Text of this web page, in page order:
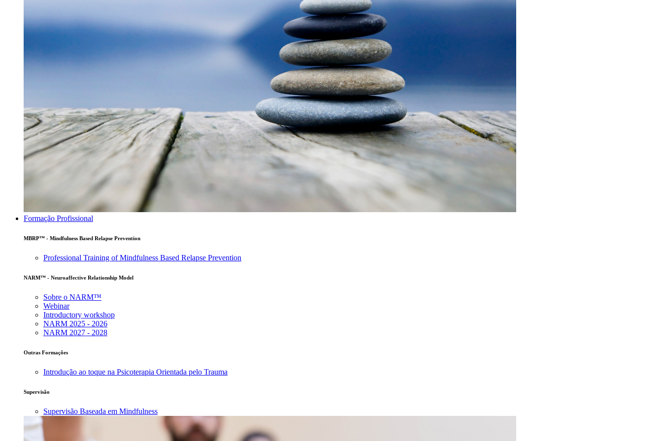
Formação Profissional
MBRP™ - Mindfulness Based Relapse Prevention
Professional Training of Mindfulness Based Relapse Prevention
NARM™ - Neuroaffective Relationship Model
Sobre o NARM™
Webinar
Introductory workshop
NARM 2025 - 2026
NARM 2027 - 2028
Outras Formações
Introdução ao toque na Psicoterapia Orientada pelo Trauma
Supervisão
Supervisão Baseada em Mindfulness